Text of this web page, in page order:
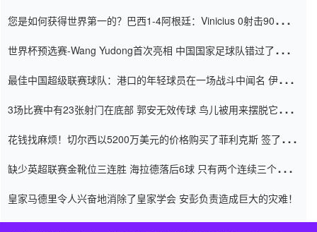
您是如何获得世界第一的？巴西1-4阿根廷：Vinicius 0射击90分钟
世界杯预选赛-Wang Yudong首次亮相 中国国家足球队错过了世界
最佳中国超级联赛球队：港口的年轻球员在一场战斗中闻名 伊万放
3场比赛中有23张射门在底部 郭安无效传球 鸟儿被用来摆脱它
花钱找麻烦！切尔西以5200万美元的价格购买了菲利克斯 签了7年
缺少英超联赛金靴位三连胜 海拉德落后6球 只有两个连续三个连续
皇家马德里令人兴奋地消除了皇家学会 安彭负责造成巨大的灾难！